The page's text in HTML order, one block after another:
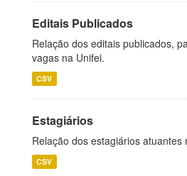
Editais Publicados
Relação dos editais publicados,
vagas na Unifei.
CSV
Estagiários
Relação dos estagiários atuantes
CSV